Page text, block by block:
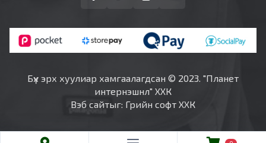
Бүх эрх хуулиар хамгаалагдсан © 2023. "Планет
интернэшнл" ХХК
Вэб сайтыг: Грийн софт ХХК